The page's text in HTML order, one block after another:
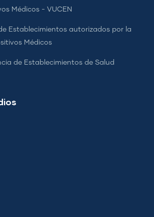
Médicos - VUCEN
Establecimientos autorizados por la
Médicos
de Establecimientos de Salud